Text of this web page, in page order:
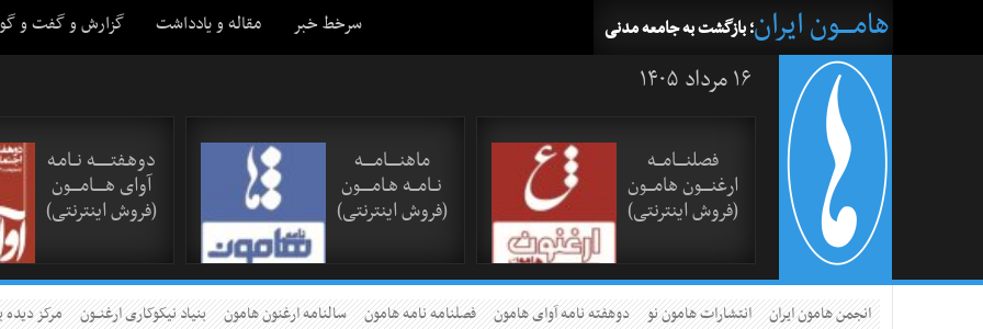
سرخط خبر مقاله و یادداشت گزارش و گفت و گو هامــــون ایران؛ بازگشت به جامعه مدنی
۱۶ مرداد ۱۴۰۵
فصلنــــامـــه
ارغنــــون هامـــون
(فروش اینترنتی)
ماهنـــــامـــــه
نــامـــه هـامـــــون
(فروش اینترنتی)
دوهـفتـــــــه نــامـه
آوای هـــــامــــون
(فروش اینترنتی)
انجمن هامون ایران انتشارات هامون نو دوهفته نامه آوای هامون فصلنامه نامه هامون سالنامه ارغنون هامون بنیاد نیکوکاری ارغنــون مرکز